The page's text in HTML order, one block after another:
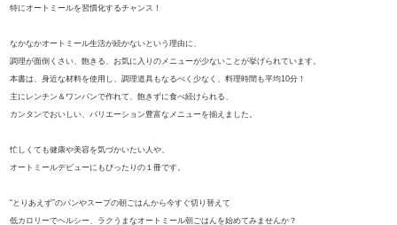
特にオートミールを習慣化するチャンス！
なかなかオートミール生活が続かないという理由に、
調理が面倒くさい、飽きる、お気に入りのメニューが少ないことが挙げられています。
本書は、身近な材料を使用し、調理道具もなるべく少なく、料理時間も平均10分！
主にレンチン＆ワンパンで作れて、飽きずに食べ続けられる、
カンタンでおいしい、バリエーション豊富なメニューを揃えました。
忙しくても健康や美容を気づかいたい人や、
オートミールデビューにもぴったりの１冊です。
“とりあえず”のパンやスープの朝ごはんから今すぐ切り替えて
低カロリーでヘルシー、ラクうまなオートミール朝ごはんを始めてみませんか？